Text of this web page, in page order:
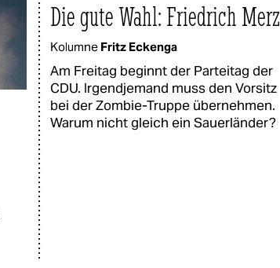
Die gute Wahl: Friedrich Merz
Kolumne Fritz Eckenga
Am Freitag beginnt der Parteitag der
CDU. Irgendjemand muss den Vorsitz
bei der Zombie-Truppe übernehmen.
Warum nicht gleich ein Sauerländer?